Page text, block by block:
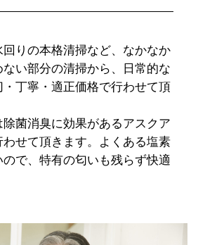
りの本格清掃など、なかなか
い部分の清掃から、日常的な
丁寧・適正価格で行わせて頂
除菌消臭に効果があるアスクア
せて頂きます。よくある塩素
で、特有の匂いも残らず快適